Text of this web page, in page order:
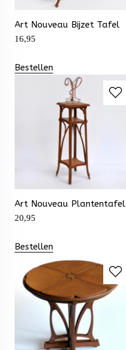
Art Nouveau Bijzet Tafel
16,95
Bestellen
Art Nouveau Plantentafel
20,95
Bestellen